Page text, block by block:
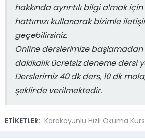
hakkında ayrıntılı bilgi almak
hattımızı kullanarak bizimle
geçebilirsiniz.
Online derslerimize başlamadan
dakikalık ücretsiz deneme dersi
Derslerimiz 40 dk ders, 10 dk
şeklinde verilmektedir.
ETİKETLER: Karakoyunlu Hızlı Okuma